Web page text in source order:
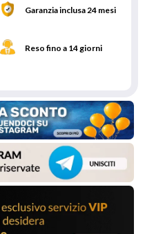
Garanzia inclusa 24 mesi
Reso fino a 14 giorni